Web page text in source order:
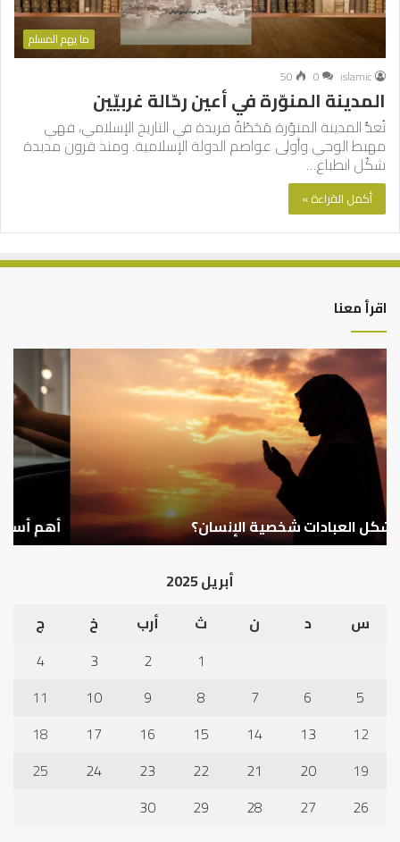
ما يهم المسلم
islamic
0
50
المدينة المنوّرة في أعين رحّالة غربيّين
تُعدُّ المدينة المنوّرة مَحَطّةً فريدة في التاريخ الإسلامي، فهي
مهبط الوحي وأولى عواصم الدولة الإسلامية. ومنذ قرون مديدة
شكّل انطباع…
أكمل القراءة »
اقرأ معنا
أهم
أسباب
عدم
استجابة
الدعاء
أهم أسباب عدم استجابة الدعاء
بن
أبريل 2025
س
د ن ث أرب خ
ج
1
2
3
4
5
6
7
8
9
10
11
12
13
14
15
16
17
18
19
20
21
22
23
24
25
26
27
28
29
30